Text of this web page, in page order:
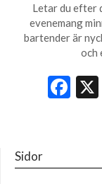
Letar du efter
evenemang
bartender är
och
Sidor